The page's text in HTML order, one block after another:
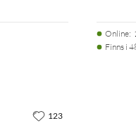
Online:
Finns i
123